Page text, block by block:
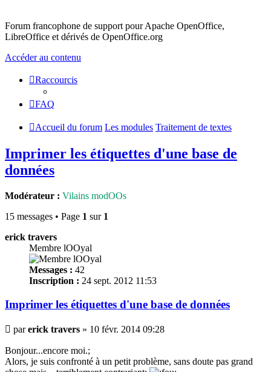
Forum francophone de support pour Apache OpenOffice,
LibreOffice et dérivés de OpenOffice.org
Accéder au contenu
Raccourcis
FAQ
Accueil du forum Les modules Traitement de textes
Imprimer les étiquettes d'une base de
données
Modérateur : Vilains modOOs
15 messages • Page 1 sur 1
erick travers
Membre lOOyal
Messages : 42
Inscription : 24 sept. 2012 11:53
Imprimer les étiquettes d'une base de données
Message
parerick travers » 10 févr. 2014 09:28
Bonjour...encore moi.;
Alors, je suis confronté à un petit problème, sans doute pas grand